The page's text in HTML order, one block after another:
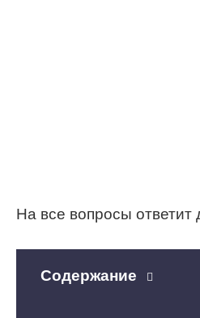
На все вопросы ответит
Содержание